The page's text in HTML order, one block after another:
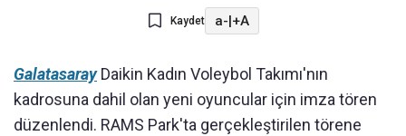
Kaydet a-|+A
GalatasarayDaikin Kadın Voleybol Takımı'nın
kadrosuna dahil olan yeni oyuncular için imza tören
düzenlendi. RAMS Park'ta gerçekleştirilen törene